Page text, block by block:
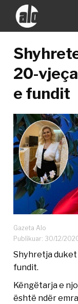
20-
e fundit
Gazeta Alo
Publikuar: 30/12/
Shyhretja
fundit.
Këngëtarja e
është ndër